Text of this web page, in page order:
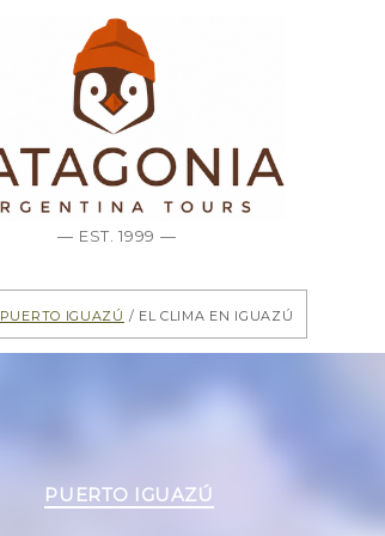
— EST. 1999 —
Puerto Iguazú / El clima en Iguazú
Categorías
PUERTO IGUAZÚ